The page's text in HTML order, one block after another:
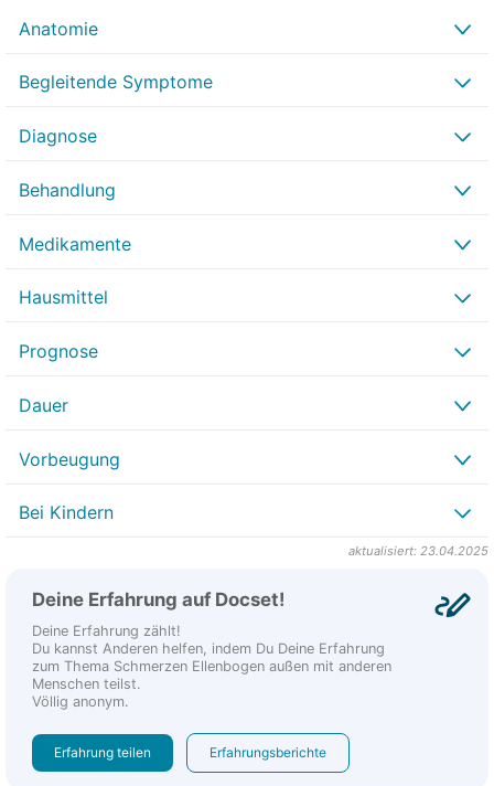
Anatomie
Begleitende Symptome
Diagnose
Behandlung
Medikamente
Hausmittel
Prognose
Dauer
Vorbeugung
Bei Kindern
aktualisiert: 23.04.2025
Deine Erfahrung auf Docset!
Deine Erfahrung zählt!
Du kannst Anderen helfen, indem Du Deine Erfahrung
zum Thema Schmerzen Ellenbogen außen mit anderen
Menschen teilst.
Völlig anonym.
Erfahrung teilen Erfahrungsberichte